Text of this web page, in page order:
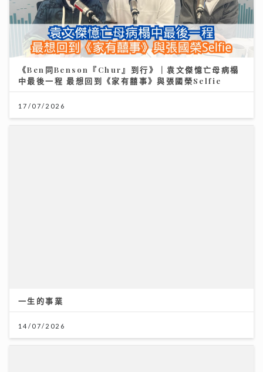
《Ben同Benson『Chur』到行》｜袁文傑憶亡母病榻
中最後一程 最想回到《家有囍事》與張國榮Selfie
17/07/2026
一生的事業
14/07/2026